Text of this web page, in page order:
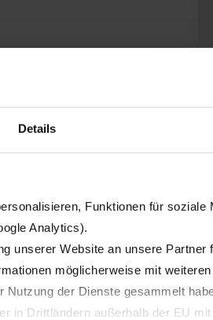
Details
Funktionen für soziale
Analytics).
unserer Website an unsere Partner
möglicherweise mit
Nutzung der Dienste gesammelt
in Drittländern außerhalb der EU